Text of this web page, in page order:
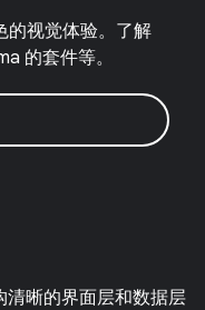
的视觉体验。了解
的套件等。
清晰的界面层和数据层